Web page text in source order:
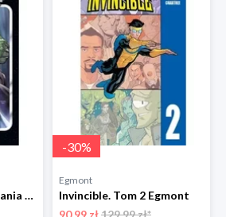
Star Wars. Poszukiwania Mocy. Tom 6 Egmont
-30%
Egmont
Invincible. Tom 2 Egmont